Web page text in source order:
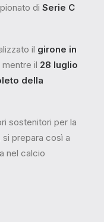
di Serie C
il girone in
mentre il 28 luglio
della
sostenitori per la
prepara così a
nel calcio